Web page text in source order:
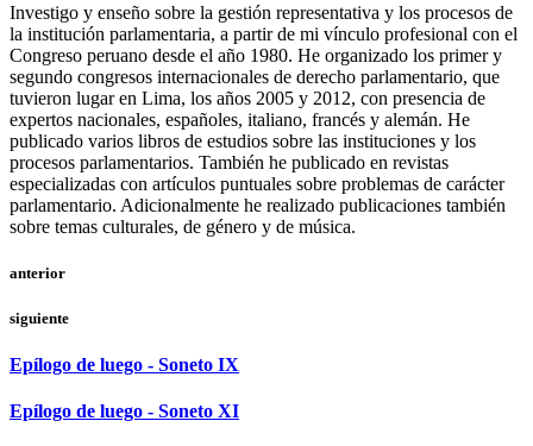
Investigo y enseño sobre la gestión representativa y los procesos de
la institución parlamentaria, a partir de mi vínculo profesional con el
Congreso peruano desde el año 1980. He organizado los primer y
segundo congresos internacionales de derecho parlamentario, que
tuvieron lugar en Lima, los años 2005 y 2012, con presencia de
expertos nacionales, españoles, italiano, francés y alemán. He
publicado varios libros de estudios sobre las instituciones y los
procesos parlamentarios. También he publicado en revistas
especializadas con artículos puntuales sobre problemas de carácter
parlamentario. Adicionalmente he realizado publicaciones también
sobre temas culturales, de género y de música.
anterior
siguiente
Epílogo de luego - Soneto IX
Epílogo de luego - Soneto XI